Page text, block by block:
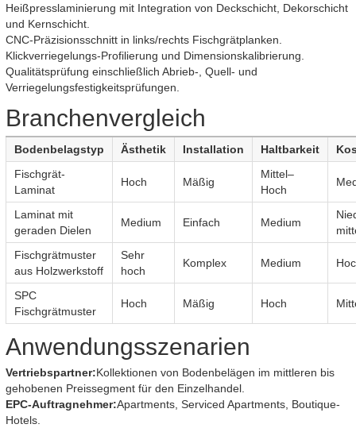
Heißpresslaminierung mit Integration von Deckschicht, Dekorschicht
und Kernschicht.
CNC-Präzisionsschnitt in links/rechts Fischgrätplanken.
Klickverriegelungs-Profilierung und Dimensionskalibrierung.
Qualitätsprüfung einschließlich Abrieb-, Quell- und
Verriegelungsfestigkeitsprüfungen.
Branchenvergleich
Bodenbelagstyp Ästhetik Installation Haltbarkeit
Fischgrät-
Laminat
Hoch Mäßig
Mittel–
Hoch
Laminat mit
geraden Dielen
Medium Einfach Medium
Fischgrätmuster
aus Holzwerkstoff
Sehr
hoch
Komplex Medium
SPC
Fischgrätmuster
Hoch Mäßig Hoch
Anwendungsszenarien
Vertriebspartner:Kollektionen von Bodenbelägen im mittleren bis
gehobenen Preissegment für den Einzelhandel.
EPC-Auftragnehmer:Apartments, Serviced Apartments, Boutique-
Hotels.